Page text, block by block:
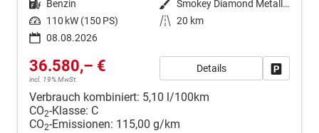
Kraftstoff Benzin Außenfarbe
Smokey Diamond Metallic ()
Leistung 110 kW (150 PS) Kilometerstand 20 km
08.08.2026
36.580,– €
incl. 19% MwSt.
Details
Verbrauch kombiniert: 5,10 l/100km
CO2-Klasse: C
CO2-Emissionen: 115,00 g/km